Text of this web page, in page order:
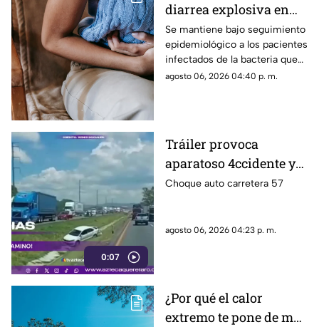
diarrea explosiva en
México: autoridades de
salud emiten
recomendaciones
Se mantiene bajo seguimiento
epidemiológico a los pacientes
infectados de la bacteria que
provoca diarrea explosiva en
agosto 06, 2026 04:40 p. m.
0:07
Tráiler provoca
aparatoso 4ccidente y
desaparece en la
Choque auto carretera 57
agosto 06, 2026 04:23 p. m.
¿Por qué el calor
extremo te pone de mal